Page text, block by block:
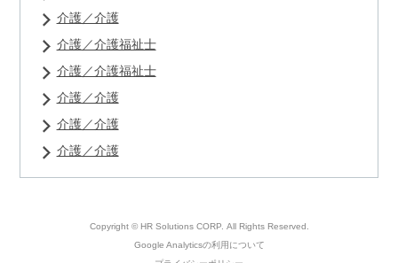
介護／介護
介護／介護福祉士
介護／介護福祉士
介護／介護
介護／介護
介護／介護
Copyright © HR Solutions CORP. All Rights Reserved.
Google Analyticsの利用について